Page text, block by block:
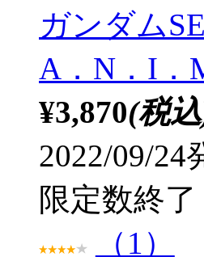
ガンダム
A．N．I．
¥3,870(税
2022/09/24
限定数終了
（1）